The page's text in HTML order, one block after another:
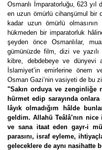
Osmanlı İmparatorluğu, 623 yıl
en uzun ömürlü cihanşümul bir
kadar uzun ömürlü
hükmeden bir imparatorluk
şeyden önce Osmanlılar,
gümünüzde film, dizi ve yazılı
kibre, debdebeye ve dünyevi
İslamiyet’in emirlerine önem
Osman Gazi’nin vasiyeti de bu
"Sakın orduya ve zenginliğe
hürmet edip sarayında
lâyık olmadığım hâlde
geldim. Allahü Teâlâ’nın nice
ve sana itaat eden gayr-i
parasını, israf eyleme,
geleceklere de aynı nasihatte